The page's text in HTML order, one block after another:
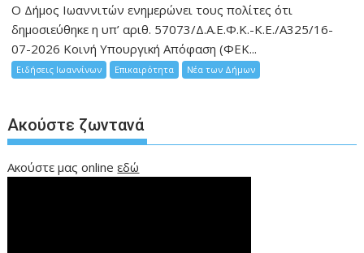
Ο Δήμος Ιωαννιτών ενημερώνει τους πολίτες ότι
δημοσιεύθηκε η υπ’ αριθ. 57073/Δ.Α.Ε.Φ.Κ.-Κ.Ε./Α325/16-
07-2026 Κοινή Υπουργική Απόφαση (ΦΕΚ...
Ειδήσεις Ιωαννίνων Επικαιρότητα Νέα των Δήμων
Ακούστε ζωντανά
Ακούστε μας onlineεδώ